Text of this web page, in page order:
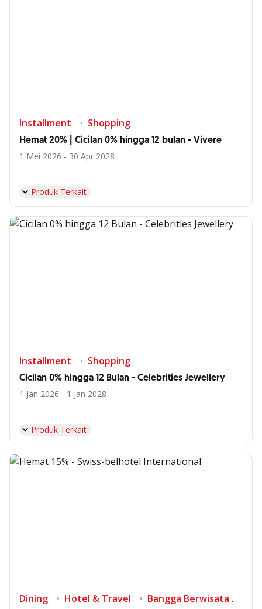
Installment Shopping
Hemat 20% | Cicilan 0% hingga 12 bulan - Vivere
1 Mei 2026 - 30 Apr 2028
Produk Terkait
Installment Shopping
Cicilan 0% hingga 12 Bulan - Celebrities Jewellery
1 Jan 2026 - 1 Jan 2028
Produk Terkait
Dining Hotel & Travel Bangga Berwisata di Indonesia